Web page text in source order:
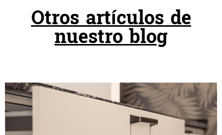
Otros artículos de
nuestro blog